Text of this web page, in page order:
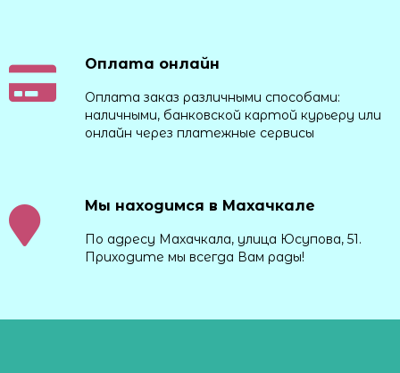
Оплата онлайн
Оплата заказ различными способами:
наличными, банковской картой курьеру или
онлайн через платежные сервисы
Мы находимся в Махачкале
По адресу Махачкала, улица Юсупова, 51.
Приходите мы всегда Вам рады!